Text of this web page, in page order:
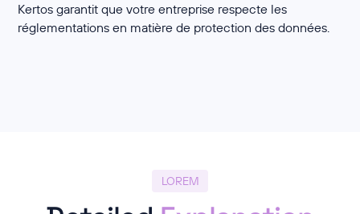
Kertos garantit que votre entreprise respecte les
réglementations en matière de protection des données.
LOREM